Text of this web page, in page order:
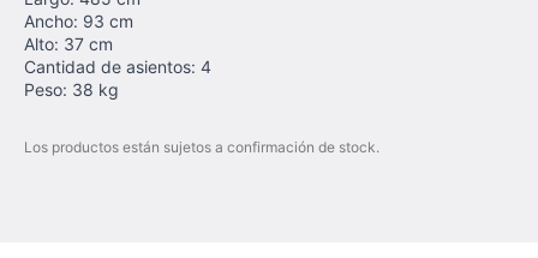
Ancho: 93 cm
Alto: 37 cm
Cantidad de asientos: 4
Peso: 38 kg
Los productos están sujetos a confirmación de stock.